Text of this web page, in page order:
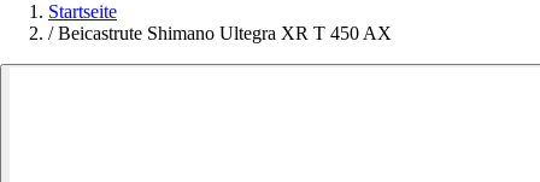
Startseite
/ Beicastrute Shimano Ultegra XR T 450 AX